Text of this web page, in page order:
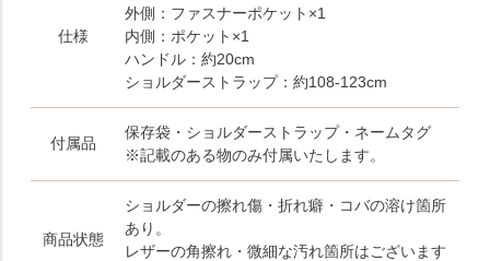
仕様
外側：ファスナーポケット×1
内側：ポケット×1
ハンドル：約20cm
ショルダーストラップ：約108-123cm
付属品
保存袋・ショルダーストラップ・ネームタグ
※記載のある物のみ付属いたします。
商品状態
ショルダーの擦れ傷・折れ癖・コバの溶け箇所
あり。
レザーの角擦れ・微細な汚れ箇所はございます